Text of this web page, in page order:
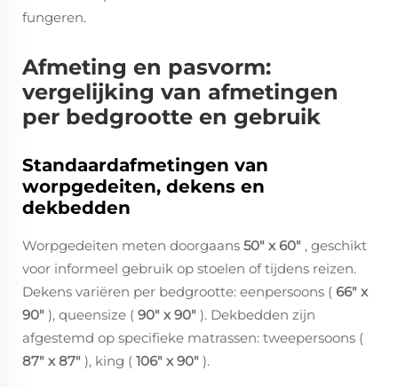
fungeren.
Afmeting en pasvorm:
vergelijking van afmetingen
per bedgrootte en gebruik
Standaardafmetingen van
worpgedeiten, dekens en
dekbedden
Worpgedeiten meten doorgaans 50" x 60" , geschikt
voor informeel gebruik op stoelen of tijdens reizen.
Dekens variëren per bedgrootte: eenpersoons ( 66" x
90" ), queensize ( 90" x 90" ). Dekbedden zijn
afgestemd op specifieke matrassen: tweepersoons (
87" x 87" ), king ( 106" x 90" ).